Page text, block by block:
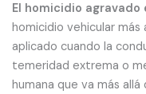
El homicidio agravado
homicidio vehicular
aplicado cuando la
temeridad extrema o
humana que va más allá